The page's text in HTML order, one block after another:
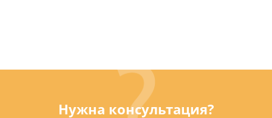
Нужна консультация?